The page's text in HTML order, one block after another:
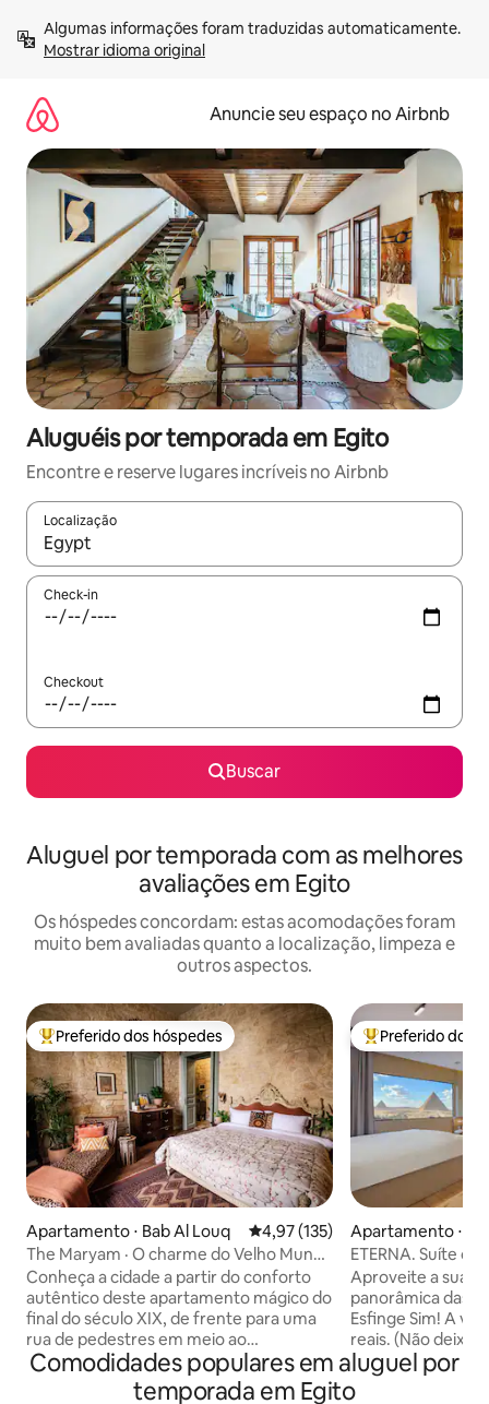
para
Mostrar idioma original
Anuncie seu espaço no Airbnb
Aluguéis por temporada em Egito
Encontre e reserve lugares incríveis no Airbnb
Localização
Quando os resultados estiverem disponíveis, explore-os
Check-in
Checkout
Buscar
Aluguel por temporada com as melhores
avaliações em Egito
Os hóspedes concordam: estas acomodações foram
muito bem avaliadas quanto a localização, limpeza e
outros aspectos.
Entre os melhores preferidos dos hóspedes
Preferido dos hóspedes
Apartamento ⋅ Bab Al Louq 4,97 de uma avaliação média de
4,97 (135)
The Maryam · O charme do Velho Mundo
no centro do Cairo
Conheça a cidade a partir do conforto
autêntico deste apartamento mágico do
final do século XIX, de frente para uma
rua de pedestres em meio ao
movimentado centro do Cairo. Paredes
de calcário bruto emolduram uma
Entre os
Preferido dos
Apartamento ⋅ Al
ETERNA. Suíte
pirâmides e
Aproveite a sua
panorâmica das
Esfinge Sim! A
reais. (Não deixe
outros anúncios
com uma vista
Comodidades populares em aluguel por
temporada em Egito